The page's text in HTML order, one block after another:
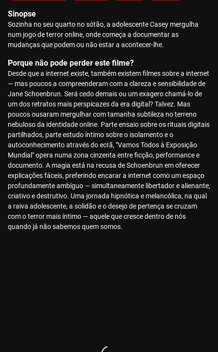
Sinopse
Sozinha no seu quarto no sótão, a adolescente Casey mergulha
num jogo de terror online, onde começa a documentar as
mudanças que podem ou não estar a acontecer-lhe.
Porque não pode perder este filme?
Desde que a internet existe, também existem filmes sobre a internet
— mas poucos a compreenderam com a clareza e sensibilidade de
Jane Schoenbrun. Será cedo demais ou um exagero chamá-lo de
um dos retratos mais perspicazes da era digital? Talvez. Mas
poucos ousaram mergulhar com tamanha subtileza no terreno
nebuloso da identidade online. Parte ensaio sobre os rituais digitais
partilhados, parte estudo íntimo sobre o isolamento e o
autoconhecimento através do ecrã, "Vamos Todos à Exposição
Mundial" opera numa zona cinzenta entre ficção, performance e
documento. A magia está na recusa de Schoenbrun em oferecer
explicações fáceis, preferindo encarar a internet como um espaço
profundamente ambíguo — simultaneamente libertador e alienante,
criativo e destrutivo. Uma jornada hipnótica e melancólica, na qual
a raiva adolescente, a solidão e o desejo de pertença se cruzam
com o terror mais íntimo — aquele que cresce dentro de nós
quando já não sabemos quem somos.